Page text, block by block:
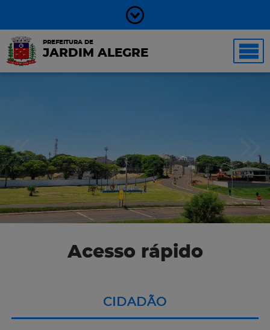
PREFEITURA DE
JARDIM ALEGRE
Acesso rápido
CIDADÃO